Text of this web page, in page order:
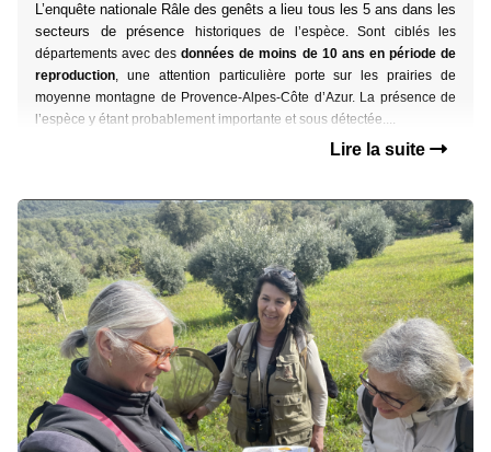
L’enquête nationale Râle des genêts a lieu tous les 5 ans dans les
secteurs de présence
historiques de l’espèce. Sont ciblés les
départements avec desdonnées de moins de 10 ans en période de
reproduction, une attention particulière porte sur les prairies de
moyenne montagne de Provence-Alpes-Côte d’Azur. La présence de
l’espèce y étant probablement importante et sous détectée....
Lire la suite